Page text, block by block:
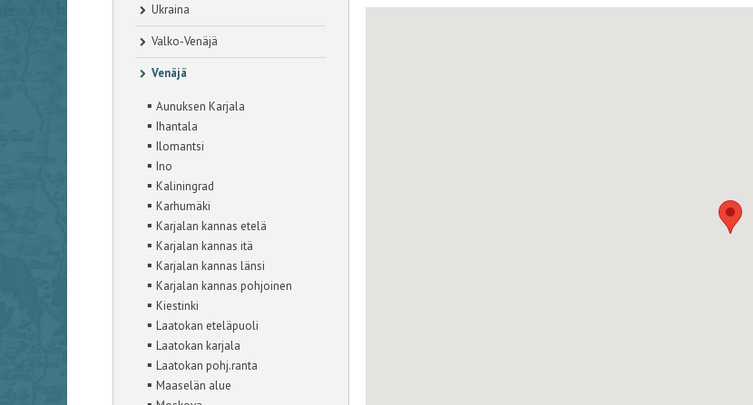
Ukraina
Valko-Venäjä
Venäjä
▪Aunuksen Karjala
▪ Ihantala
▪ Ilomantsi
▪ Ino
▪ Kaliningrad
▪ Karhumäki
▪ Karjalan kannas etelä
▪ Karjalan kannas itä
▪ Karjalan kannas länsi
▪ Karjalan kannas pohjoinen
▪ Kiestinki
▪ Laatokan eteläpuoli
▪ Laatokan karjala
▪ Laatokan pohj.ranta
▪ Maaselän alue